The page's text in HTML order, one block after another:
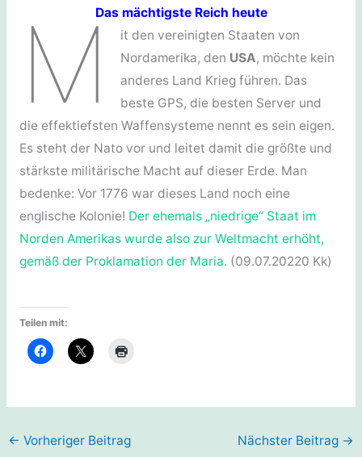
Das mächtigste Reich heute
M
it den vereinigten Staaten von
Nordamerika, den USA, möchte kein
anderes Land Krieg führen. Das
beste GPS, die besten Server und
die effektiefsten Waffensysteme nennt es sein eigen.
Es steht der Nato vor und leitet damit die größte und
stärkste militärische Macht auf dieser Erde. Man
bedenke: Vor 1776 war dieses Land noch eine
englische Kolonie! Der ehemals „niedrige“ Staat im
Norden Amerikas wurde also zur Weltmacht erhöht,
gemäß der Proklamation der Maria. (09.07.20220 Kk)
Teilen mit:
← Vorheriger Beitrag Nächster Beitrag →